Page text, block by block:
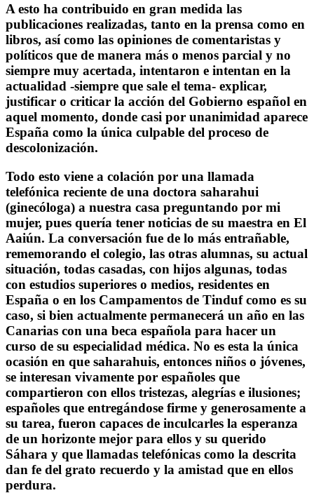
A esto ha contribuido en gran medida las
publicaciones realizadas, tanto en la prensa como en
libros, así como las opiniones de comentaristas y
políticos que de manera más o menos parcial y no
siempre muy acertada, intentaron e intentan en la
actualidad -siempre que sale el tema- explicar,
justificar o criticar la acción del Gobierno español en
aquel momento, donde casi por unanimidad aparece
España como la única culpable del proceso de
descolonización.
Todo esto viene a colación por una llamada
telefónica reciente de una doctora saharahui
(ginecóloga) a nuestra casa preguntando por mi
mujer, pues quería tener noticias de su maestra en El
Aaiún. La conversación fue de lo más entrañable,
rememorando el colegio, las otras alumnas, su actual
situación, todas casadas, con hijos algunas, todas
con estudios superiores o medios, residentes en
España o en los Campamentos de Tinduf como es su
caso, si bien actualmente permanecerá un año en las
Canarias con una beca española para hacer un
curso de su especialidad médica. No es esta la única
ocasión en que saharahuis, entonces niños o jóvenes,
se interesan vivamente por españoles que
compartieron con ellos tristezas, alegrías e ilusiones;
españoles que entregándose firme y generosamente a
su tarea, fueron capaces de inculcarles la esperanza
de un horizonte mejor para ellos y su querido
Sáhara y que llamadas telefónicas como la descrita
dan fe del grato recuerdo y la amistad que en ellos
perdura.